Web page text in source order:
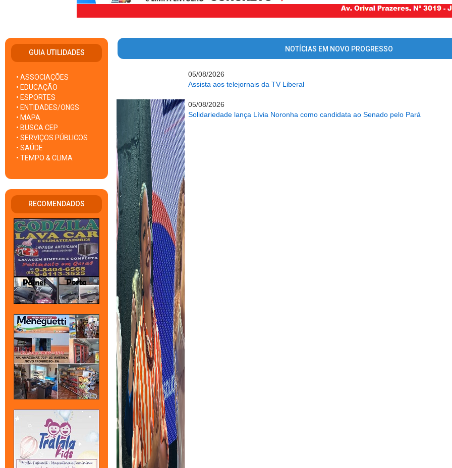
GUIA UTILIDADES
• ASSOCIAÇÕES
• EDUCAÇÃO
• ESPORTES
• ENTIDADES/ONGS
• MAPA
• BUSCA CEP
• SERVIÇOS PÚBLICOS
• SAÚDE
• TEMPO & CLIMA
RECOMENDADOS
NOTÍCIAS EM NOVO PROGRESSO
05/08/2026
Assista aos telejornais da TV Liberal
05/08/2026
Solidariedade lança Lívia Noronha como candidata ao Senado pelo Pará